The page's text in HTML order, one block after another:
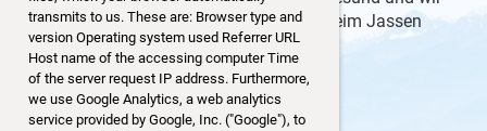
transmits to us. These are: Browser type and
version Operating system used Referrer URL
Host name of the accessing computer Time
of the server request IP address. Furthermore,
we use Google Analytics, a web analytics
service provided by Google, Inc. ("Google"), to
freuen uns, euch auch nächstes Jahr beim Jassen
begrüßen zu dürfen.